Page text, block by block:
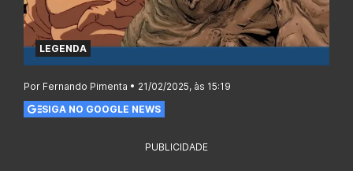
LEGENDA
Por Fernando Pimenta • 21/02/2025, às 15:19
SIGA NO GOOGLE NEWS
PUBLICIDADE